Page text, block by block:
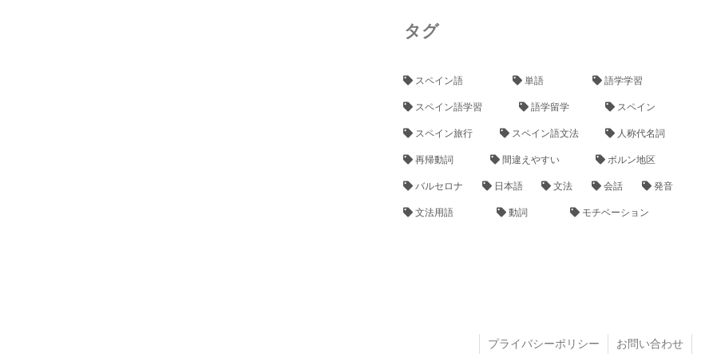
タグ
スペイン語 単語 語学学習
スペイン語学習 語学留学 スペイン
スペイン旅行 スペイン語文法 人称代名詞
再帰動詞 間違えやすい ボルン地区
バルセロナ 日本語 文法 会話 発音
文法用語 動詞 モチベーション
プライバシーポリシー お問い合わせ